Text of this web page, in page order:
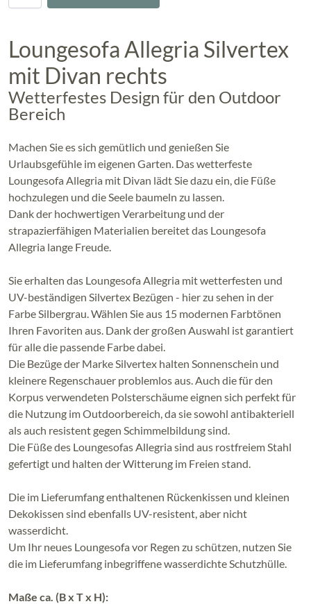
Loungesofa Allegria Silvertex
mit Divan rechts
Wetterfestes Design für den Outdoor
Bereich
Machen Sie es sich gemütlich und genießen Sie
Urlaubsgefühle im eigenen Garten. Das wetterfeste
Loungesofa Allegria mit Divan lädt Sie dazu ein, die Füße
hochzulegen und die Seele baumeln zu lassen.
Dank der hochwertigen Verarbeitung und der
strapazierfähigen Materialien bereitet das Loungesofa
Allegria lange Freude.
Sie erhalten das Loungesofa Allegria mit wetterfesten und
UV-beständigen Silvertex Bezügen - hier zu sehen in der
Farbe Silbergrau. Wählen Sie aus 15 modernen Farbtönen
Ihren Favoriten aus. Dank der großen Auswahl ist garantiert
für alle die passende Farbe dabei.
Die Bezüge der Marke Silvertex halten Sonnenschein und
kleinere Regenschauer problemlos aus. Auch die für den
Korpus verwendeten Polsterschäume eignen sich perfekt für
die Nutzung im Outdoorbereich, da sie sowohl antibakteriell
als auch resistent gegen Schimmelbildung sind.
Die Füße des Loungesofas Allegria sind aus rostfreiem Stahl
gefertigt und halten der Witterung im Freien stand.
Die im Lieferumfang enthaltenen Rückenkissen und kleinen
Dekokissen sind ebenfalls UV-resistent, aber nicht
wasserdicht.
Um Ihr neues Loungesofa vor Regen zu schützen, nutzen Sie
die im Lieferumfang inbegriffene wasserdichte Schutzhülle.
Maße ca. (B x T x H):